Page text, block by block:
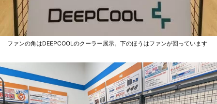
ファンの角はDEEPCOOLのクーラー展示。下のほうはファンが回っています